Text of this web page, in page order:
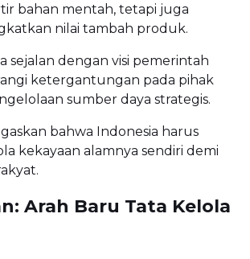
bahan mentah, tetapi juga
nilai tambah produk.
sejalan dengan visi pemerintah
ketergantungan pada pihak
sumber daya strategis.
bahwa Indonesia harus
kekayaan alamnya sendiri demi
Arah Baru Tata Kelola